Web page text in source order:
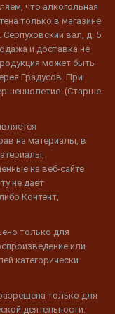
что алкогольная
только в магазине
вал, д. 5
и доставка не
может быть
Градусов. При
(Старше
на материалы, в
на веб-сайте
не дает
Контент,
только для
или
категорически
только для
деятельности.